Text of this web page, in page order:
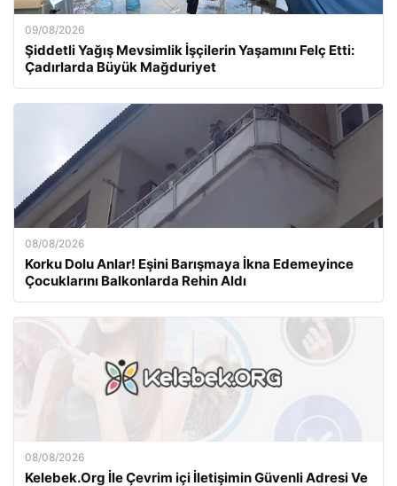
09/08/2026
Şiddetli Yağış Mevsimlik İşçilerin Yaşamını Felç Etti:
Çadırlarda Büyük Mağduriyet
08/08/2026
Korku Dolu Anlar! Eşini Barışmaya İkna Edemeyince
Çocuklarını Balkonlarda Rehin Aldı
08/08/2026
Kelebek.Org İle Çevrim içi İletişimin Güvenli Adresi Ve